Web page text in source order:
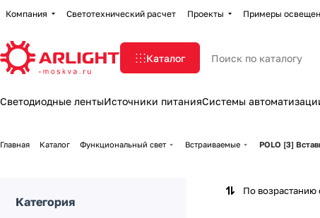
Компания Светотехнический расчет Проекты Примеры
Каталог
Светодиодные лентыИсточники питанияСистемы
Главная Каталог Функциональный свет Встраиваемые POLO [3]
По возрастанию
Категория